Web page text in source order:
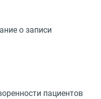
о записи
пациентов